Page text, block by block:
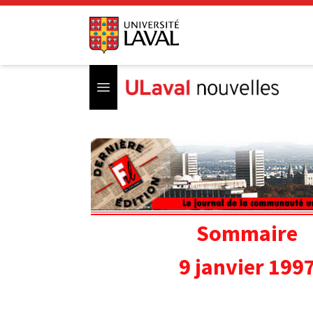
Open menu
Sommaire
9 janvier